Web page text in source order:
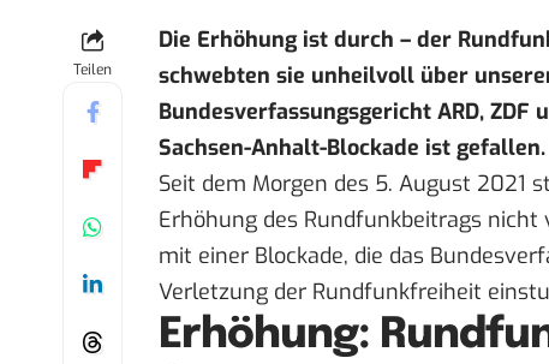
Teilen
Die Erhöhung ist durch – der
schwebten sie unheilvoll über
Bundesverfassungsgericht ARD,
Sachsen-Anhalt-Blockade ist gefallen.
Seit dem Morgen des 5. August 2021
Erhöhung des Rundfunkbeitrags
mit einer Blockade, die das
Verletzung der Rundfunkfreiheit
Erhöhung: